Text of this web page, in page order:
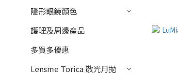
隱形眼鏡顏色
護理及周邊產品
多買多優惠
Lensme Torica 散光月拋